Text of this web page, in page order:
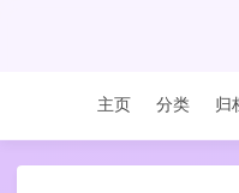
主页 分类 归